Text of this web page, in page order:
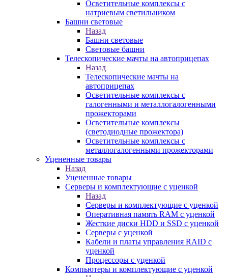
Осветительные комплексы с
натриевым светильником
Башни световые
Назад
Башни световые
Световые башни
Телескопические мачты на автоприцепах
Назад
Телескопические мачты на
автоприцепах
Осветительные комплексы с
галогенными и металлогалогенными
прожекторами
Осветительные комплексы
(светодиодные прожектора)
Осветительные комплексы с
металлогалогенными прожекторами
Уцененные товары
Назад
Уцененные товары
Серверы и комплектующие с уценкой
Назад
Серверы и комплектующие с уценкой
Оперативная память RAM с уценкой
Жесткие диски HDD и SSD с уценкой
Серверы с уценкой
Кабели и платы управления RAID с
уценкой
Процессоры с уценкой
Компьютеры и комплектующие с уценкой